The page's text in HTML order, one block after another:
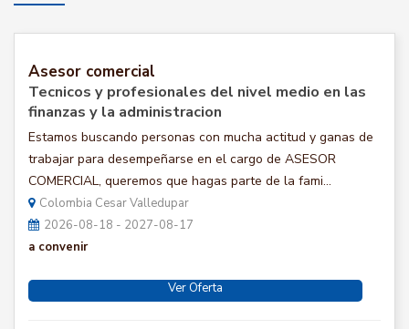
Asesor comercial
Tecnicos y profesionales del nivel medio en las
finanzas y la administracion
Estamos buscando personas con mucha actitud y ganas de
trabajar para desempeñarse en el cargo de ASESOR
COMERCIAL, queremos que hagas parte de la fami...
Colombia Cesar Valledupar
2026-08-18 - 2027-08-17
a convenir
Ver Oferta